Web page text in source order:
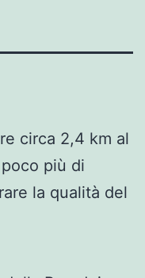
circa 2,4 km al
più di
la qualità del